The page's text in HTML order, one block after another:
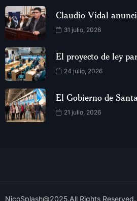
Claudio Vidal
31 julio, 2026
El proyecto de ley
24 julio, 2026
El Gobierno de
21 julio, 2026
NicoSplash@2025.All Rights Reserved.